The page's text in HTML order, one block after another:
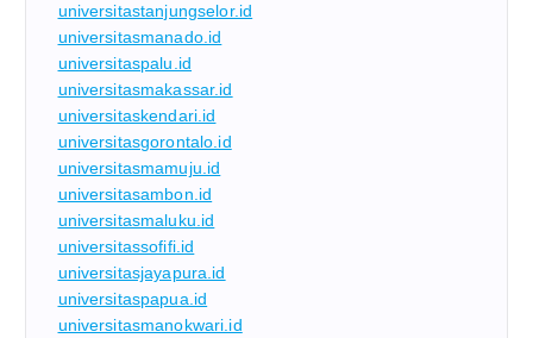
universitastanjungselor.id
universitasmanado.id
universitaspalu.id
universitasmakassar.id
universitaskendari.id
universitasgorontalo.id
universitasmamuju.id
universitasambon.id
universitasmaluku.id
universitassofifi.id
universitasjayapura.id
universitaspapua.id
universitasmanokwari.id